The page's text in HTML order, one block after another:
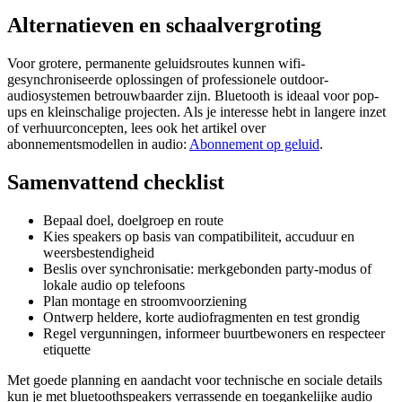
Alternatieven en schaalvergroting
Voor grotere, permanente geluidsroutes kunnen wifi-
gesynchroniseerde oplossingen of professionele outdoor-
audiosystemen betrouwbaarder zijn. Bluetooth is ideaal voor pop-
ups en kleinschalige projecten. Als je interesse hebt in langere inzet
of verhuurconcepten, lees ook het artikel over
abonnementsmodellen in audio: Abonnement op geluid.
Samenvattend checklist
Bepaal doel, doelgroep en route
Kies speakers op basis van compatibiliteit, accuduur en
weersbestendigheid
Beslis over synchronisatie: merkgebonden party-modus of
lokale audio op telefoons
Plan montage en stroomvoorziening
Ontwerp heldere, korte audiofragmenten en test grondig
Regel vergunningen, informeer buurtbewoners en respecteer
etiquette
Met goede planning en aandacht voor technische en sociale details
kun je met bluetoothspeakers verrassende en toegankelijke audio